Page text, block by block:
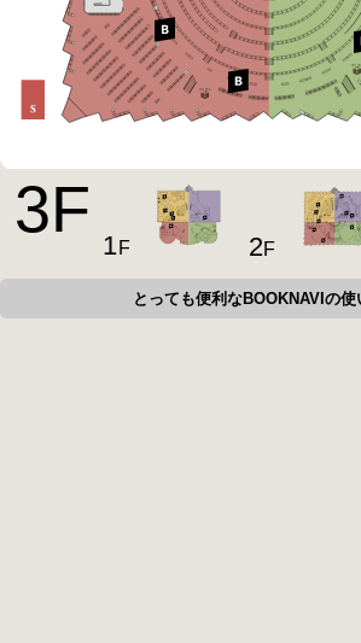
3F
1F 2F
とっても便利なBOOKNAVIの